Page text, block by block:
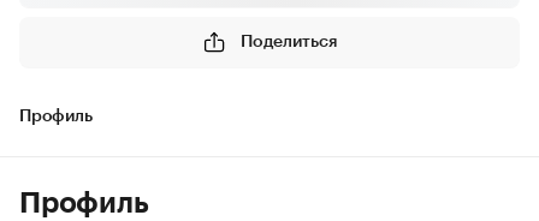
Поделиться
Профиль
Профиль